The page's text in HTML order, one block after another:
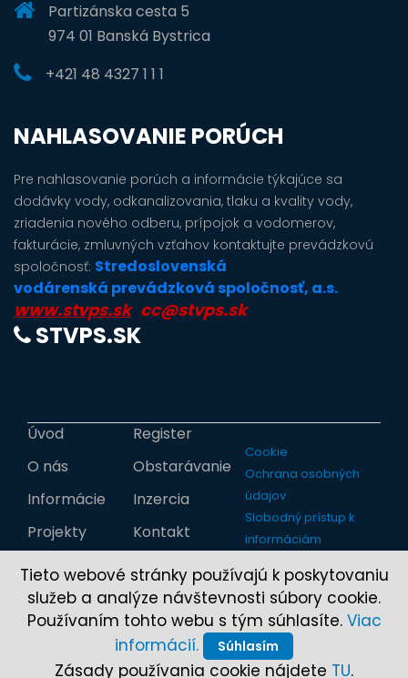
Partizánska cesta 5
974 01 Banská Bystrica
+421 48 4327 1 1 1
NAHLASOVANIE PORÚCH
Pre nahlasovanie porúch a informácie týkajúce sa
dodávky vody, odkanalizovania, tlaku a kvality vody,
zriadenia nového odberu, prípojok a vodomerov,
fakturácie, zmluvných vzťahov kontaktujte prevádzkovú
spoločnosť: Stredoslovenská
vodárenská prevádzková spoločnosť, a.s.
www.stvps.sk cc@stvps.sk
STVPS.SK
Úvod
O nás
Informácie
Projekty
Register
Obstarávanie
Inzercia
Kontakt
Cookie
Ochrana osobných
údajov
Slobodný prístup k
informáciám
Copyright © 2017-2026 StVS, a.s.
Tieto webové stránky používajú k poskytovaniu
služeb a analýze návštevnosti súbory cookie.
Používaním tohto webu s tým súhlasíte. Viac
informácií.
Súhlasím
Zásady používania cookie nájdete TU.